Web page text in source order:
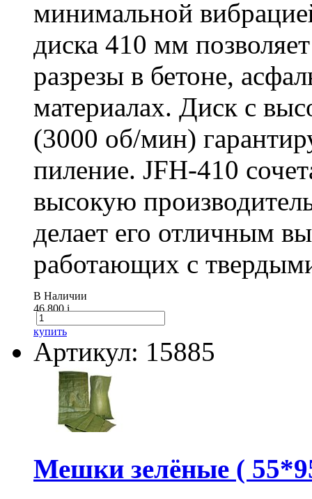
минимальной
диска 410 мм
разрезы в бетоне,
материалах. Диск с
(3000 об/мин)
пиление. JFH-410
высокую
делает его отличным
работающих с
В Наличии
46 800i
купить
Артикул: 15885
Мешки зелёные (